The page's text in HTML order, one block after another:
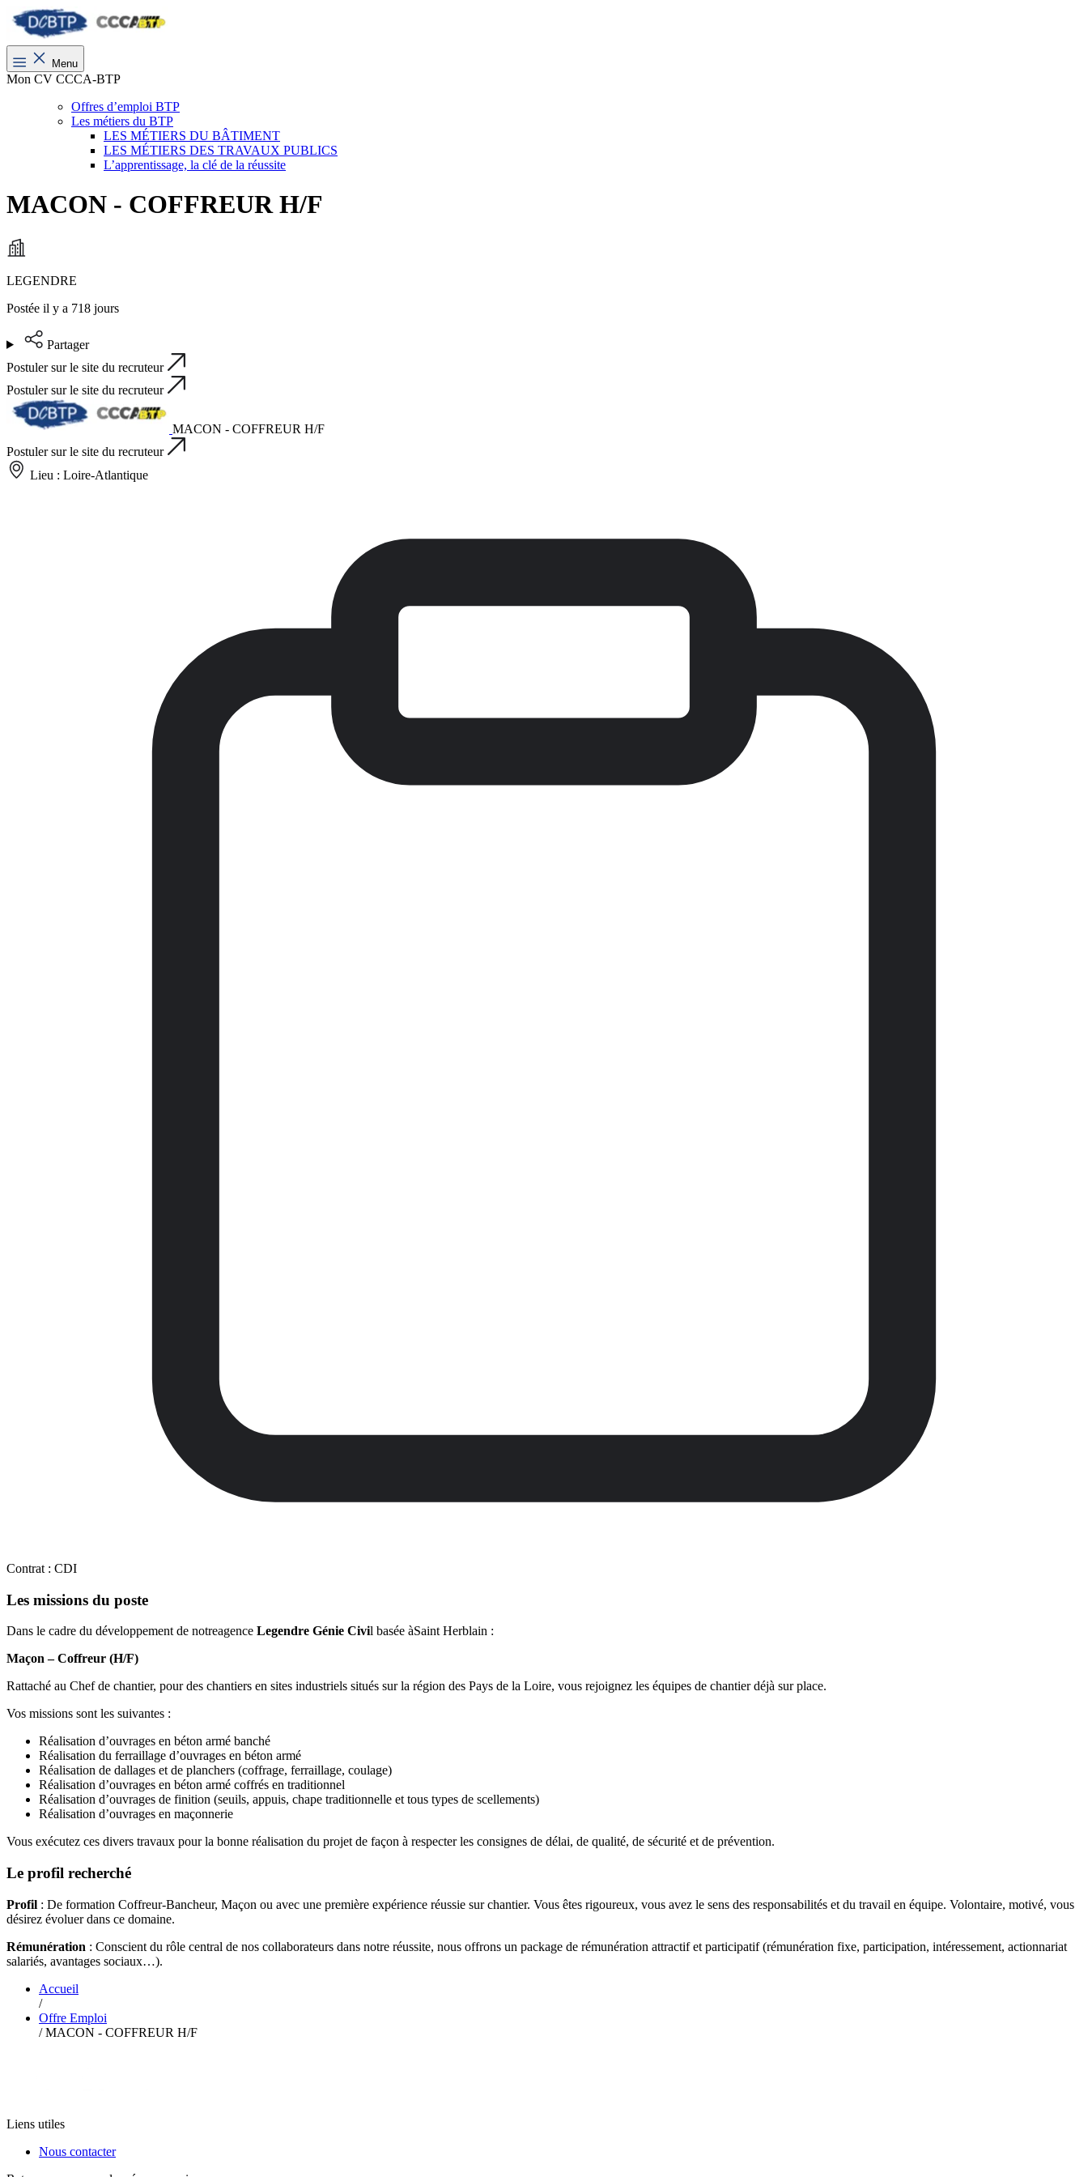
Menu
Mon CV CCCA-BTP
Offres d’emploi BTP
Les métiers du BTP
LES MÉTIERS DU BÂTIMENT
LES MÉTIERS DES TRAVAUX PUBLICS
L’apprentissage, la clé de la réussite
MACON - COFFREUR H/F
LEGENDRE
Postée il y a 718 jours
Partager
Postuler sur le site du recruteur
Postuler sur le site du recruteur
MACON - COFFREUR H/F
Postuler sur le site du recruteur
Lieu : Loire-Atlantique
Contrat : CDI
Les missions du poste
Dans le cadre du développement de notreagence Legendre Génie Civil basée àSaint Herblain :
Maçon – Coffreur (H/F)
Rattaché au Chef de chantier, pour des chantiers en sites industriels situés sur la région des Pays de la Loire, vous rejoignez les équipes de chantier déjà sur place.
Vos missions sont les suivantes :
Réalisation d’ouvrages en béton armé banché
Réalisation du ferraillage d’ouvrages en béton armé
Réalisation de dallages et de planchers (coffrage, ferraillage, coulage)
Réalisation d’ouvrages en béton armé coffrés en traditionnel
Réalisation d’ouvrages de finition (seuils, appuis, chape traditionnelle et tous types de scellements)
Réalisation d’ouvrages en maçonnerie
Vous exécutez ces divers travaux pour la bonne réalisation du projet de façon à respecter les consignes de délai, de qualité, de sécurité et de prévention.
Le profil recherché
Profil : De formation Coffreur-Bancheur, Maçon ou avec une première expérience réussie sur chantier. Vous êtes rigoureux, vous avez le sens des responsabilités et du travail en équipe. Volontaire, motivé, vous
désirez évoluer dans ce domaine.
Rémunération : Conscient du rôle central de nos collaborateurs dans notre réussite, nous offrons un package de rémunération attractif et participatif (rémunération fixe, participation, intéressement, actionnariat
salariés, avantages sociaux…).
Accueil
/
Offre Emploi
/ MACON - COFFREUR H/F
Liens utiles
Nous contacter